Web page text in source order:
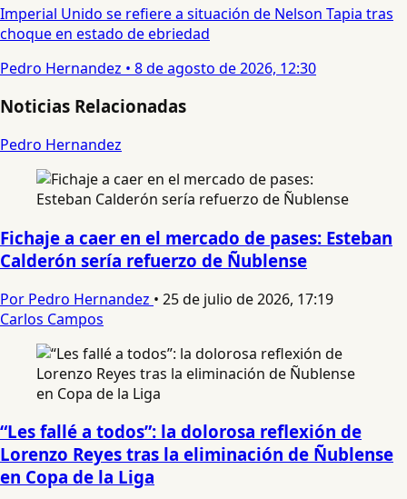
Imperial Unido se refiere a situación de Nelson Tapia tras
choque en estado de ebriedad
Pedro Hernandez • 8 de agosto de 2026, 12:30
Noticias Relacionadas
Pedro Hernandez
Fichaje a caer en el mercado de pases: Esteban
Calderón sería refuerzo de Ñublense
Por Pedro Hernandez • 25 de julio de 2026, 17:19
Carlos Campos
“Les fallé a todos”: la dolorosa reflexión de
Lorenzo Reyes tras la eliminación de Ñublense
en Copa de la Liga